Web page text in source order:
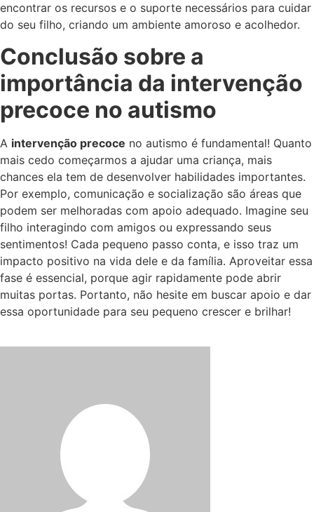
encontrar os recursos e o suporte necessários para cuidar
do seu filho, criando um ambiente amoroso e acolhedor.
Conclusão sobre a
importância da intervenção
precoce no autismo
A intervenção precoce no autismo é fundamental! Quanto
mais cedo começarmos a ajudar uma criança, mais
chances ela tem de desenvolver habilidades importantes.
Por exemplo, comunicação e socialização são áreas que
podem ser melhoradas com apoio adequado. Imagine seu
filho interagindo com amigos ou expressando seus
sentimentos! Cada pequeno passo conta, e isso traz um
impacto positivo na vida dele e da família. Aproveitar essa
fase é essencial, porque agir rapidamente pode abrir
muitas portas. Portanto, não hesite em buscar apoio e dar
essa oportunidade para seu pequeno crescer e brilhar!